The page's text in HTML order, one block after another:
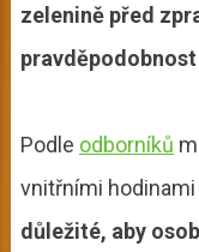
zelenině před
Podle odborníků
vnitřními hodinami
důležité, aby